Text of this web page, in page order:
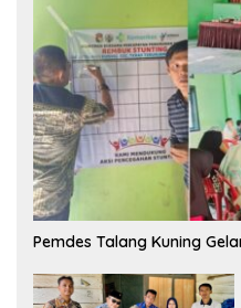
Pemdes Talang Kuning